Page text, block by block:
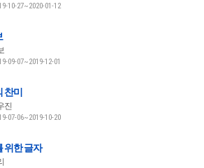
10-27~2020-01-12
09-07~2019-12-01
찬미
진
07-06~2019-10-20
위한 글자